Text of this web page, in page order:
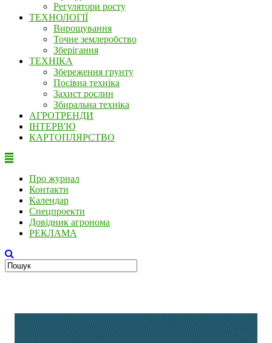
Регулятори росту
ТЕХНОЛОГІЇ
Вирощування
Точне землеробство
Зберігання
ТЕХНІКА
Збереження грунту
Посівна техніка
Захист рослин
Збиральна техніка
АГРОТРЕНДИ
ІНТЕРВ'Ю
КАРТОПЛЯРСТВО
Про журнал
Контакти
Календар
Спецпроекти
Довідник агронома
РЕКЛАМА